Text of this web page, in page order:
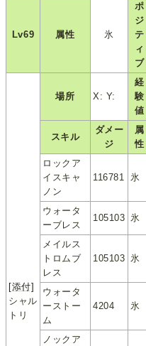
Lv69 属性 氷
ポ
ジ
テ
ィ
ブ
[添付]
シャル
トリ
場所 X: Y:
経
験
値
スキル
ダメー
ジ
属
性
ロックア
イスキャ
ノン
116781 氷
ウォータ
ーブレス
105103 氷
メイルス
トロムブ
レス
105103 氷
ウォータ
ーストー
ム
4204 氷
ノックア